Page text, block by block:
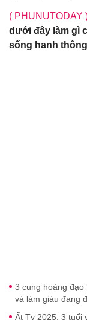
( PHUNUTODAY
dưới đây làm gì
sống hanh
3 cung hoàng đạo
và làm giàu đang
Ất Tỵ 2025: 3 tuổi